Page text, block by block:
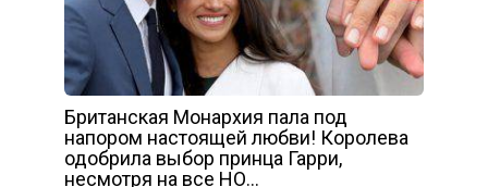
Британская Монархия пала под
напором настоящей любви! Королева
одобрила выбор принца Гарри,
несмотря на все НО…